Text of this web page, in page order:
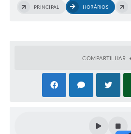
PRINCIPAL HORÁRIOS
COMPARTILHAR